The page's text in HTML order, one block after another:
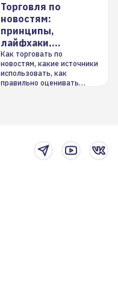
Торговля по
новостям:
принципы,
лайфхаки,
инструменты
Как торговать по
новостям, какие источники
использовать, как
правильно оценивать